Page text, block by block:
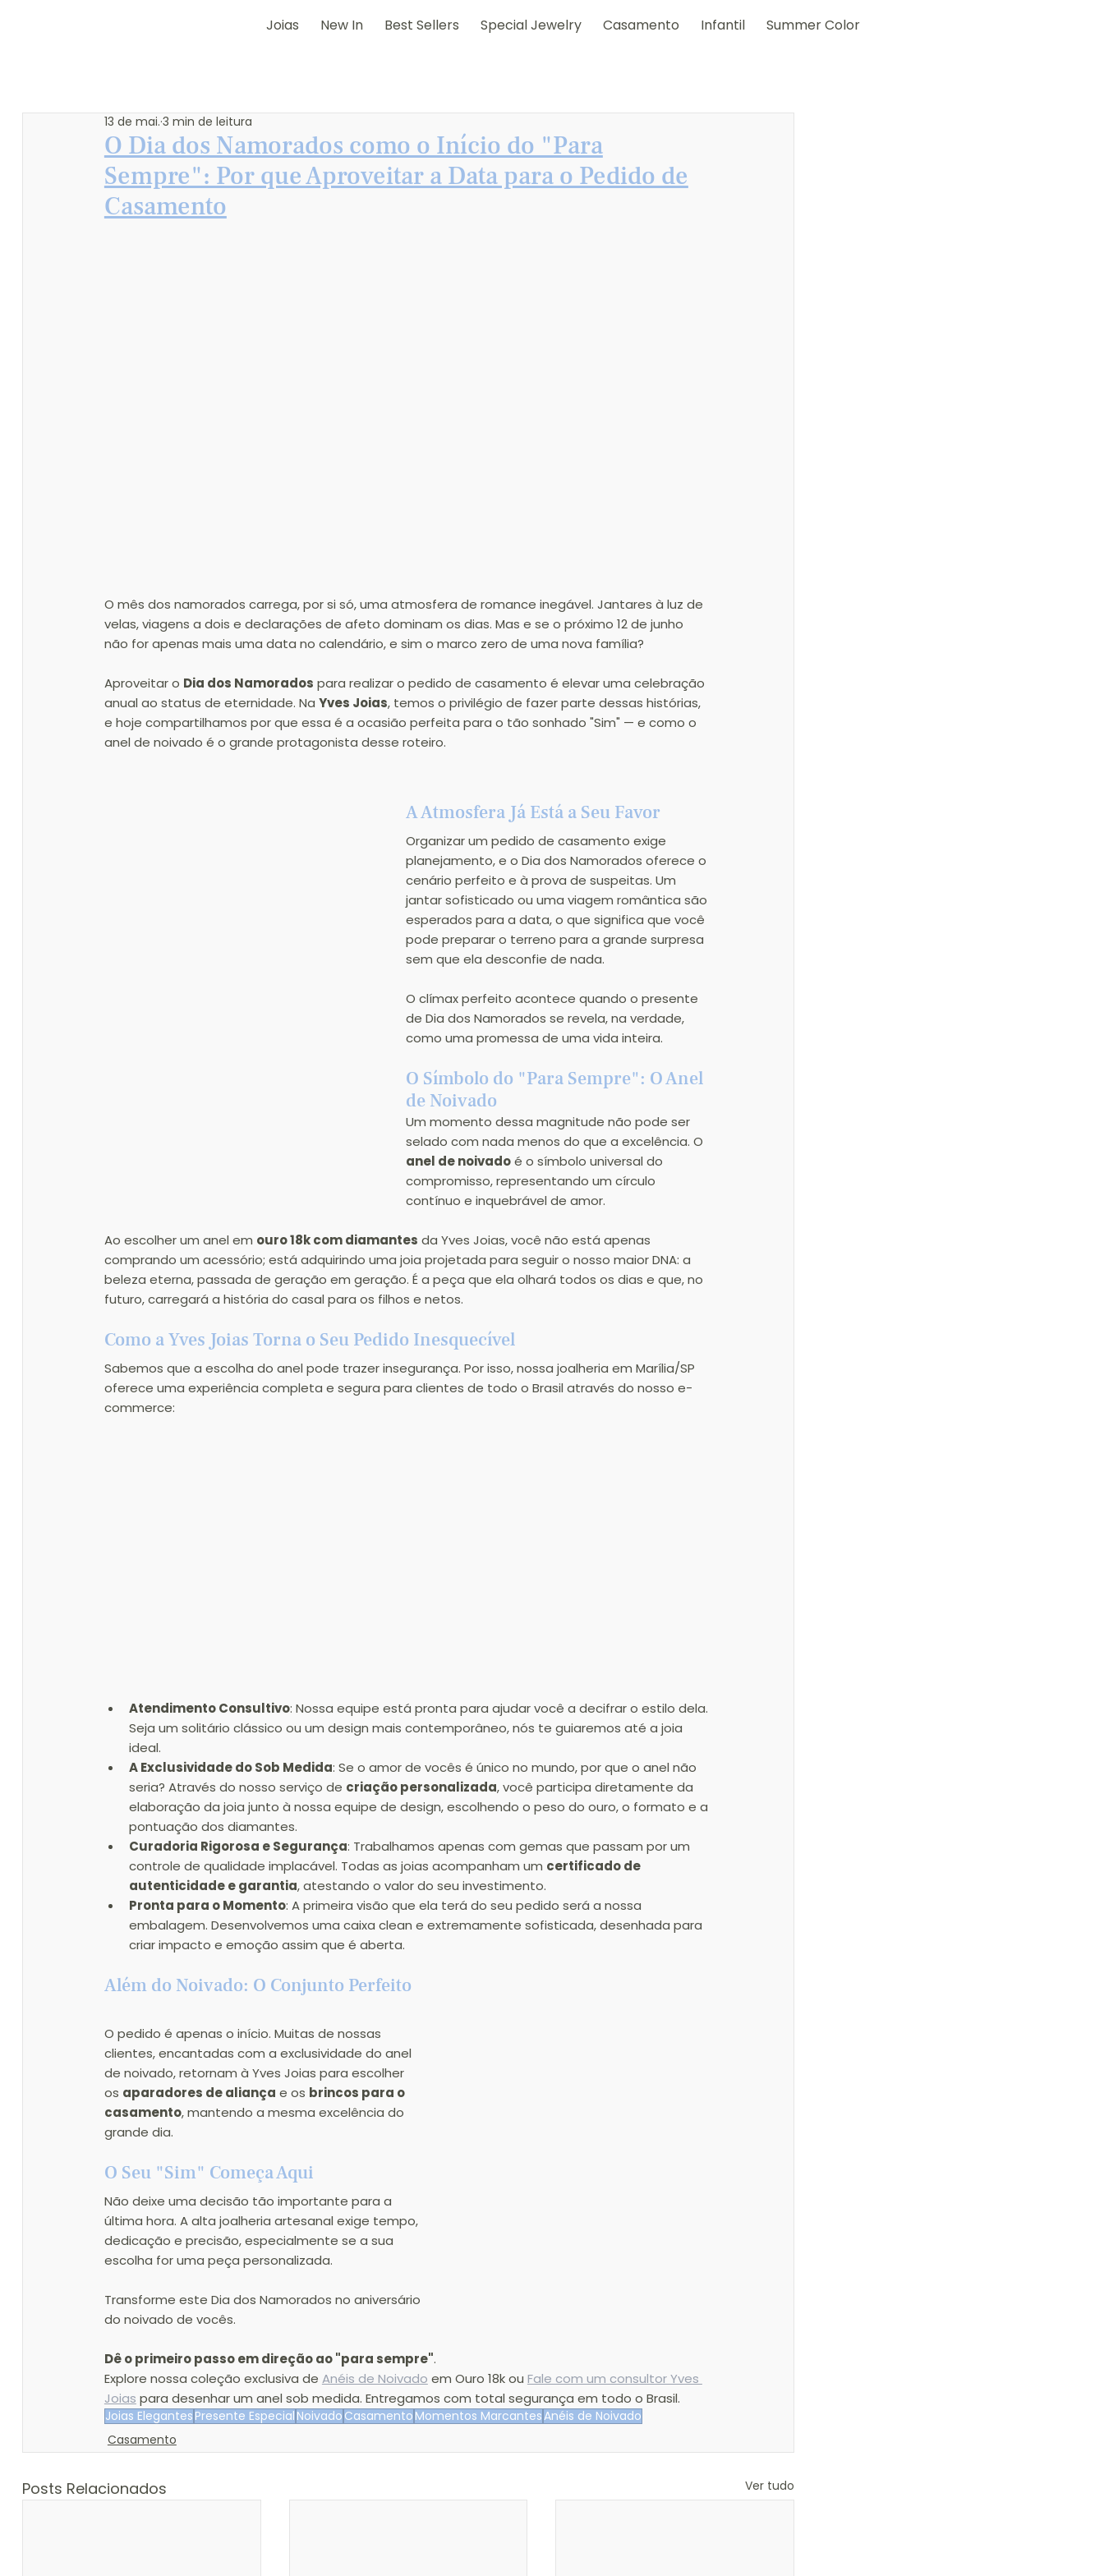
Joias New In Best Sellers Special Jewelry Casamento Infantil Summer Color
O Dia dos Namorados como o Início do "Para
Sempre": Por que Aproveitar a Data para o Pedido de
Casamento
13 de mai. 3 min de leitura
O mês dos namorados carrega, por si só, uma atmosfera de romance inegável. Jantares à luz de
velas, viagens a dois e declarações de afeto dominam os dias. Mas e se o próximo 12 de junho
não for apenas mais uma data no calendário, e sim o marco zero de uma nova família?
Aproveitar o Dia dos Namorados para realizar o pedido de casamento é elevar uma celebração
anual ao status de eternidade. Na Yves Joias, temos o privilégio de fazer parte dessas histórias,
e hoje compartilhamos por que essa é a ocasião perfeita para o tão sonhado "Sim" — e como o
anel de noivado é o grande protagonista desse roteiro.
A Atmosfera Já Está a Seu Favor
Organizar um pedido de casamento exige
planejamento, e o Dia dos Namorados oferece o
cenário perfeito e à prova de suspeitas. Um
jantar sofisticado ou uma viagem romântica são
esperados para a data, o que significa que você
pode preparar o terreno para a grande surpresa
sem que ela desconfie de nada.
O clímax perfeito acontece quando o presente
de Dia dos Namorados se revela, na verdade,
como uma promessa de uma vida inteira.
O Símbolo do "Para Sempre": O Anel
de Noivado
Um momento dessa magnitude não pode ser
selado com nada menos do que a excelência. O
anel de noivado é o símbolo universal do
compromisso, representando um círculo
contínuo e inquebrável de amor.
Ao escolher um anel em ouro 18k com diamantes da Yves Joias, você não está apenas
comprando um acessório; está adquirindo uma joia projetada para seguir o nosso maior DNA: a
beleza eterna, passada de geração em geração. É a peça que ela olhará todos os dias e que, no
futuro, carregará a história do casal para os filhos e netos.
Como a Yves Joias Torna o Seu Pedido Inesquecível
Sabemos que a escolha do anel pode trazer insegurança. Por isso, nossa joalheria em Marília/SP
oferece uma experiência completa e segura para clientes de todo o Brasil através do nosso e-
commerce:
Atendimento Consultivo: Nossa equipe está pronta para ajudar você a decifrar o estilo dela.
Seja um solitário clássico ou um design mais contemporâneo, nós te guiaremos até a joia
ideal.
A Exclusividade do Sob Medida: Se o amor de vocês é único no mundo, por que o anel não
seria? Através do nosso serviço de criação personalizada, você participa diretamente da
elaboração da joia junto à nossa equipe de design, escolhendo o peso do ouro, o formato e a
pontuação dos diamantes.
Curadoria Rigorosa e Segurança: Trabalhamos apenas com gemas que passam por um
controle de qualidade implacável. Todas as joias acompanham um certificado de
autenticidade e garantia, atestando o valor do seu investimento.
Pronta para o Momento: A primeira visão que ela terá do seu pedido será a nossa
embalagem. Desenvolvemos uma caixa clean e extremamente sofisticada, desenhada para
criar impacto e emoção assim que é aberta.
Além do Noivado: O Conjunto Perfeito
O pedido é apenas o início. Muitas de nossas
clientes, encantadas com a exclusividade do anel
de noivado, retornam à Yves Joias para escolher
os aparadores de aliança e os brincos para o
casamento, mantendo a mesma excelência do
grande dia.
O Seu "Sim" Começa Aqui
Não deixe uma decisão tão importante para a
última hora. A alta joalheria artesanal exige tempo,
dedicação e precisão, especialmente se a sua
escolha for uma peça personalizada.
Transforme este Dia dos Namorados no aniversário
do noivado de vocês.
Dê o primeiro passo em direção ao "para sempre".
Explore nossa coleção exclusiva de Anéis de Noivado em Ouro 18k ou Fale com um consultor Yves
Joias para desenhar um anel sob medida. Entregamos com total segurança em todo o Brasil.
Joias Elegantes Presente Especial Noivado Casamento Momentos MarcantesAnéis de Noivado
Casamento
Posts Relacionados Ver tudo